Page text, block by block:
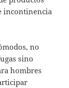
incontinencia
no
sino
hombres